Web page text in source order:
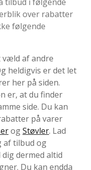
over rabatter
følgende
væld af andre
heldigvis er det let
her på siden.
er, at du finder
side. Du kan
på varer
ogStøvler. Lad
af tilbud og
dermed altid
Du kan endda